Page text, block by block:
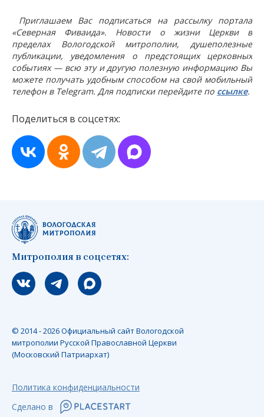
Приглашаем Вас подписаться на рассылку портала
«Северная Фиваида». Новости о жизни Церкви в
пределах Вологодской митрополии, душеполезные
публикации, уведомления о предстоящих церковных
событиях — всю эту и другую полезную информацию Вы
можете получать удобным способом на свой мобильный
телефон в Telegram. Для подписки перейдите по ссылке.
Поделиться в соцсетях:
Митрополия в соцсетях:
Мы вконтакте
Мы в telegram
Мы в Макс
© 2014 - 2026 Официальный сайт Вологодской
митрополии Русской Православной Церкви
(Московский Патриархат)
Политика конфиденциальности
Сделано в